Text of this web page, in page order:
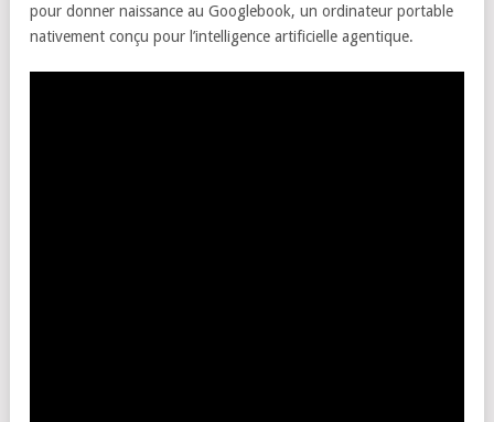
pour donner naissance au Googlebook, un ordinateur portable
nativement conçu pour l’intelligence artificielle agentique.